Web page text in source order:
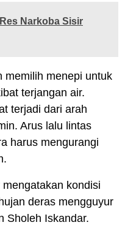
Narkoba Sisir
memilih menepi untuk
terjangan air.
terjadi dari arah
Arus lalu lintas
harus mengurangi
kondisi
deras mengguyur
Sholeh Iskandar.